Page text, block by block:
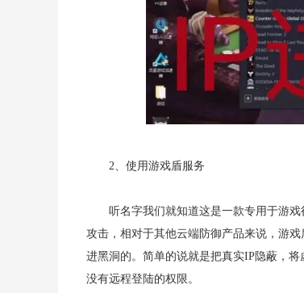
2、使用游戏盾服务
听名字我们就知道这是一款专用于游
攻击，相对于其他云端防御产品来说，游
进黑洞的。简单的说就是把真实IP隐蔽，
没有远程登陆的权限。